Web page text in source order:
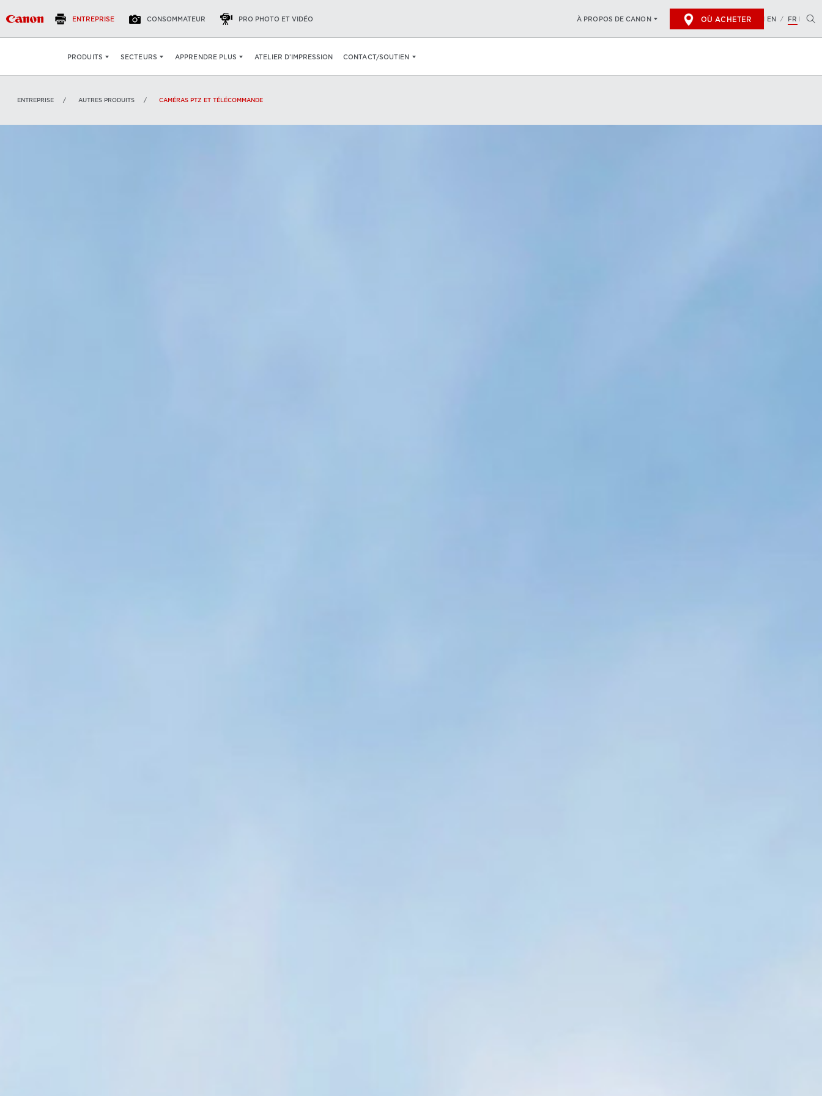
ENTREPRISE CONSOMMATEUR PRO PHOTO ET VIDÉO À PROPOS DE CANON OÙ ACHETER EN / FR
PRODUITS SECTEURS APPRENDRE PLUS ATELIER D’IMPRESSION CONTACT/SOUTIEN
ENTREPRISE AUTRES PRODUITS CAMÉRAS PTZ ET TÉLÉCOMMANDE